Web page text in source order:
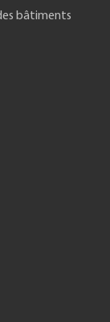
bâtiments